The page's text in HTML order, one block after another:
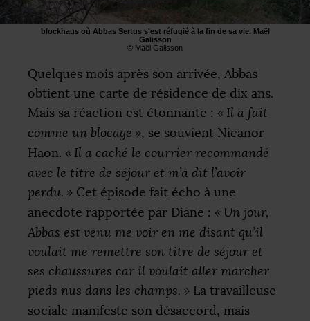
blockhaus où Abbas Sertus s’est réfugié à la fin de sa vie. Maël
Galisson
© Maël Galisson
Quelques mois après son arrivée, Abbas
obtient une carte de résidence de dix ans.
Mais sa réaction est étonnante : « Il a fait
comme un blocage », se souvient Nicanor
Haon. « Il a caché le courrier recommandé
avec le titre de séjour et m’a dit l’avoir
perdu. » Cet épisode fait écho à une
anecdote rapportée par Diane : « Un jour,
Abbas est venu me voir en me disant qu’il
voulait me remettre son titre de séjour et
ses chaussures car il voulait aller marcher
pieds nus dans les champs. » La travailleuse
sociale manifeste son désaccord, mais